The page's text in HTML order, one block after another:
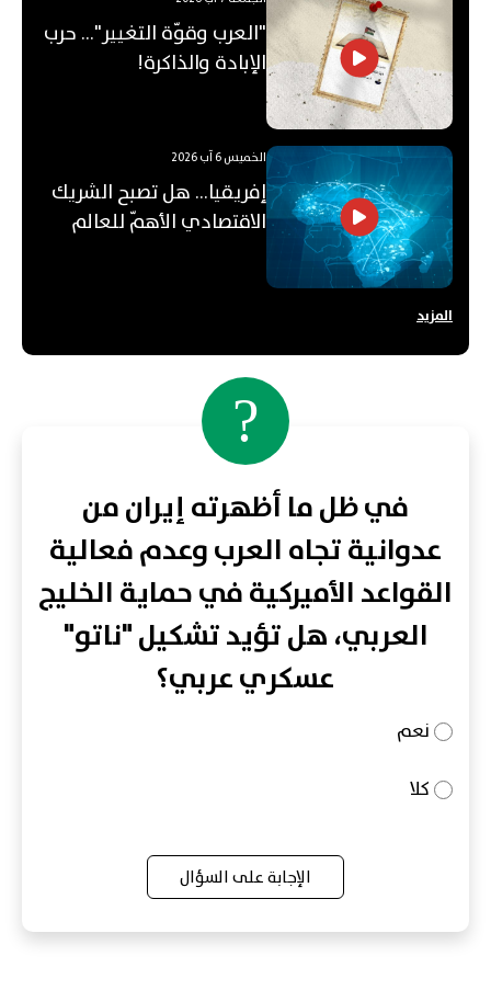
"العرب وقوّة التغيير"... حرب
الإبادة والذاكرة!
الخميس 6 آب 2026
إفريقيا... هل تصبح الشريك
الاقتصادي الأهمّ للعالم
المزيد
?
في ظل ما أظهرته إيران من
عدوانية تجاه العرب وعدم فعالية
القواعد الأميركية في حماية الخليج
العربي، هل تؤيد تشكيل "ناتو"
عسكري عربي؟
نعم
كلا
الإجابة على السؤال